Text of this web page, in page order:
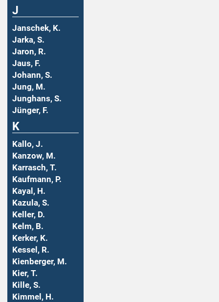
J
Janschek, K.
Jarka, S.
Jaron, R.
Jaus, F.
Johann, S.
Jung, M.
Junghans, S.
Jünger, F.
K
Kallo, J.
Kanzow, M.
Karrasch, T.
Kaufmann, P.
Kayal, H.
Kazula, S.
Keller, D.
Kelm, B.
Kerker, K.
Kessel, R.
Kienberger, M.
Kier, T.
Kille, S.
Kimmel, H.